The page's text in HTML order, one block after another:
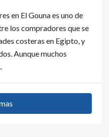
en El Gouna es uno de
los compradores que se
costeras en Egipto, y
Aunque muchos